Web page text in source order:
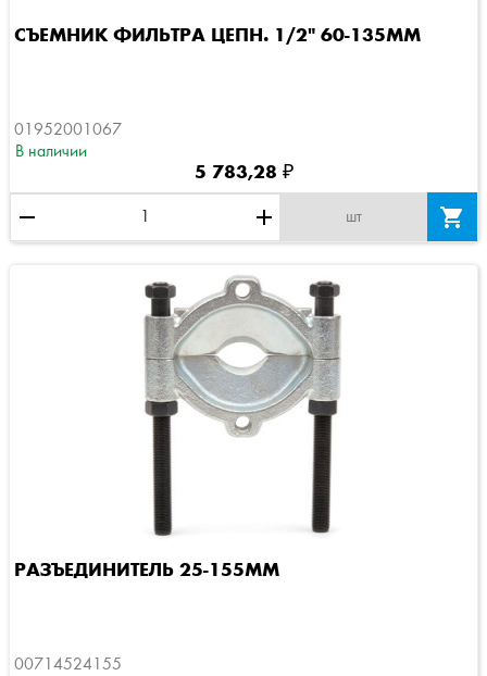
СЪЕМНИК ФИЛЬТРА ЦЕПН. 1/2" 60-135MM
01952001067
В наличии
5 783,28 ₽
remove add шт 
РАЗЪЕДИНИТЕЛЬ 25-155ММ
00714524155